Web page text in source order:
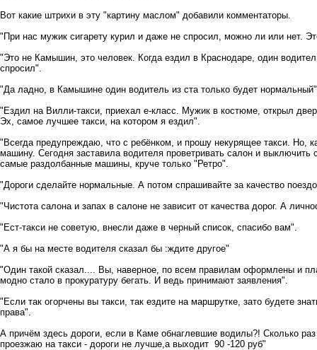
Вот какие штрихи в эту "картину маслом" добавили комментаторы.
"При нас мужик сигарету курил и даже не спросил, можно ли или нет.
"Это не Камышин, это человек. Когда ездил в Краснодаре, один
спросил".
"Да ладно, в Камышине один водитель из ста только будет
"Ездил на Вилли-такси, приехал е-класс. Мужик в костюме, открыл
Эх, самое лучшее такси, на котором я ездил".
"Всегда предупреждаю, что с ребёнком, и прошу некурящее такси. Но,
машину. Сегодня заставила водителя проветривать салон и
самые раздолбанные машины, круче только "Ретро".
"Дороги сделайте нормальные. А потом спрашивайте за качество
"Чистота салона и запах в салоне не зависит от качества дорог. А
"Ест-такси не советую, внесли даже в черный список, спасибо вам".
"А я бы на месте водителя сказал бы :ждите другое"
"Один такой сказал.... Вы, наверное, по всем правилам оформлены и
модно стало в прокуратуру бегать. И ведь принимают заявления".
"Если так огорчены вы такси, так ездите на маршрутке, зато будете
права".
А причём здесь дороги, если в Каме обнаглевшие водилы?! Сколько
проезжаю на такси - дороги не лучше,а выходит 90 -120 руб"